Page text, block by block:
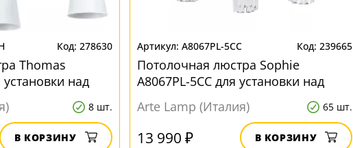
278630
Thomas
над
8 шт.
В КОРЗИНУ
A8067PL-5CC 239665
Потолочная люстра Sophie
A8067PL-5CC для установки над
Arte Lamp (Италия) 65 шт.
13 990 ₽ В КОРЗИНУ